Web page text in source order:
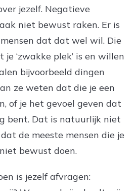
jezelf. Negatieve
niet bewust raken. Er is
dat dat wel wil. Die
‘zwakke plek’ is en willen
bijvoorbeeld dingen
ze weten dat die je een
of je het gevoel geven dat
bent. Dat is natuurlijk niet
de meeste mensen die je
bewust doen.
is jezelf afvragen: